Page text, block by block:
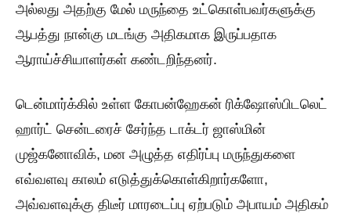
அல்லது அதற்கு மேல் மருந்தை உட்கொள்பவர்களுக்கு
ஆபத்து நான்கு மடங்கு அதிகமாக இருப்பதாக
ஆராய்ச்சியாளர்கள் கண்டறிந்தனர்.
டென்மார்க்கில் உள்ள கோபன்ஹேகன் ரிக்ஷோஸ்பிடலெட்
ஹார்ட் சென்டரைச் சேர்ந்த டாக்டர் ஜாஸ்மின்
முஜ்கனோவிக், மன அழுத்த எதிர்ப்பு மருந்துகளை
எவ்வளவு காலம் எடுத்துக்கொள்கிறார்களோ,
அவ்வளவுக்கு திடீர் மாரடைப்பு ஏற்படும் அபாயம் அதிகம்